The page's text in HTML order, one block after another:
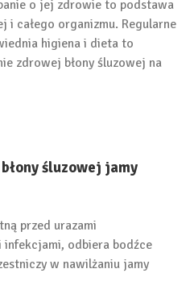
o jej zdrowie to podstawa
całego organizmu. Regularne
higiena i dieta to
zdrowej błony śluzowej na
śluzowej jamy
przed urazami
infekcjami, odbiera bodźce
w nawilżaniu jamy